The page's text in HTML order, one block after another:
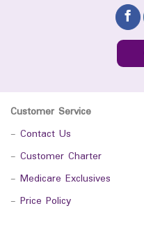
Customer Service
- Contact Us
- Customer Charter
- Medicare Exclusives
- Price Policy